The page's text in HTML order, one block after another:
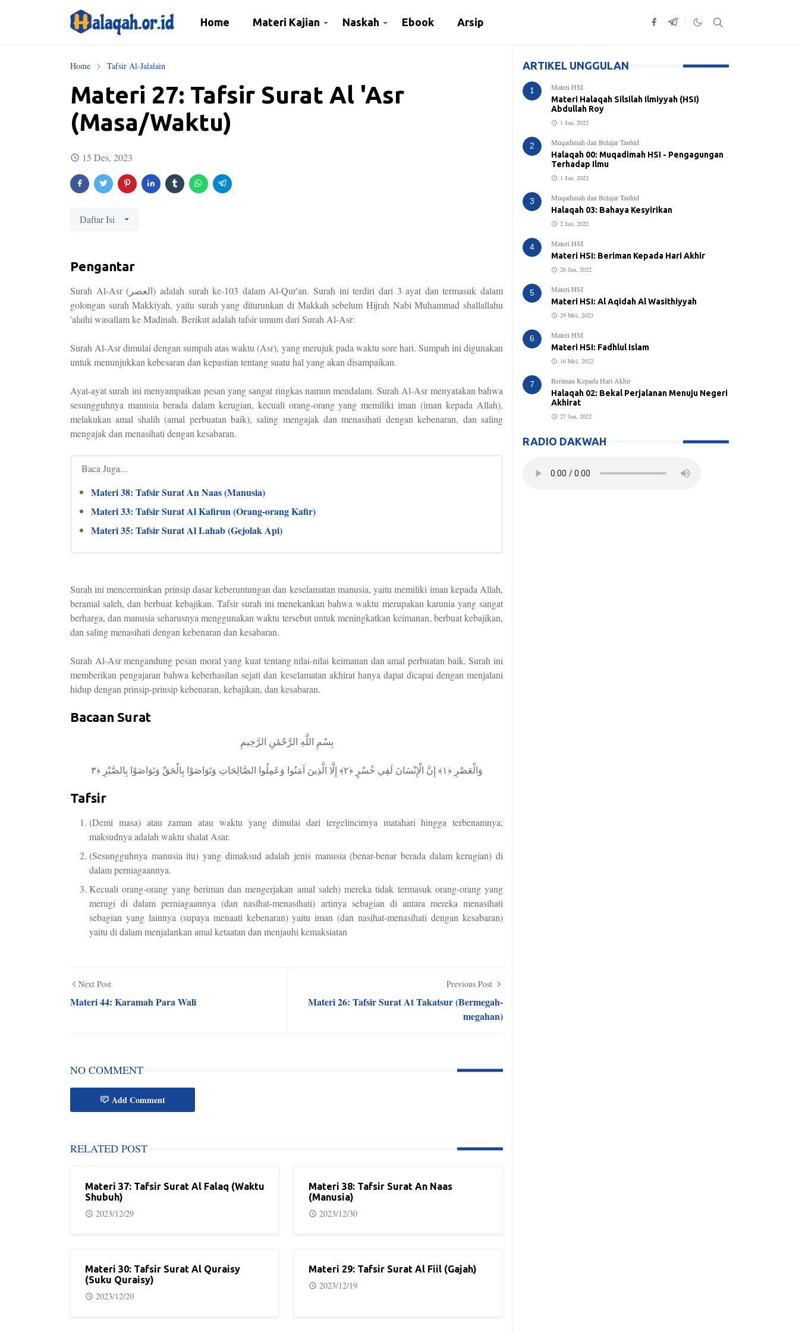
Home Materi Kajian Naskah Ebook Arsip
Home Tafsir Al-Jalalain
Materi 27: Tafsir Surat Al 'Asr
(Masa/Waktu)
15 Des, 2023
Daftar Isi
Pengantar
Surah Al-Asr (العصر) adalah surah ke-103 dalam Al-Qur'an. Surah ini terdiri dari 3 ayat dan termasuk dalam
golongan surah Makkiyah, yaitu surah yang diturunkan di Makkah sebelum Hijrah Nabi Muhammad shallallahu
'alaihi wasallam ke Madinah. Berikut adalah tafsir umum dari Surah Al-Asr:
Surah Al-Asr dimulai dengan sumpah atas waktu (Asr), yang merujuk pada waktu sore hari. Sumpah ini digunakan
untuk menunjukkan kebesaran dan kepastian tentang suatu hal yang akan disampaikan.
Ayat-ayat surah ini menyampaikan pesan yang sangat ringkas namun mendalam. Surah Al-Asr menyatakan bahwa
sesungguhnya manusia berada dalam kerugian, kecuali orang-orang yang memiliki iman (iman kepada Allah),
melakukan amal shalih (amal perbuatan baik), saling mengajak dan menasihati dengan kebenaran, dan saling
mengajak dan menasihati dengan kesabaran.
Baca Juga...
Materi 38: Tafsir Surat An Naas (Manusia)
Materi 33: Tafsir Surat Al Kafirun (Orang-orang Kafir)
Materi 35: Tafsir Surat Al Lahab (Gejolak Api)
Surah ini mencerminkan prinsip dasar keberuntungan dan keselamatan manusia, yaitu memiliki iman kepada Allah,
beramal saleh, dan berbuat kebajikan. Tafsir surah ini menekankan bahwa waktu merupakan karunia yang sangat
berharga, dan manusia seharusnya menggunakan waktu tersebut untuk meningkatkan keimanan, berbuat kebajikan,
dan saling menasihati dengan kebenaran dan kesabaran.
Surah Al-Asr mengandung pesan moral yang kuat tentang nilai-nilai keimanan dan amal perbuatan baik. Surah ini
memberikan pengajaran bahwa keberhasilan sejati dan keselamatan akhirat hanya dapat dicapai dengan menjalani
hidup dengan prinsip-prinsip kebenaran, kebajikan, dan kesabaran.
Bacaan Surat
بِسْمِ اللَّهِ الرَّحْمَٰنِ الرَّحِيمِ
وَالْعَصْرِ ﴿١﴾ إِنَّ الْإِنْسَانَ لَفِي خُسْرٍ ﴿٢﴾ إِلَّا الَّذِينَ آمَنُوا وَعَمِلُوا الصَّالِحَاتِ وَتَوَاصَوْا بِالْحَقِّ وَتَوَاصَوْا بِالصَّبْرِ ﴿٣
Tafsir
(Demi masa) atau zaman atau waktu yang dimulai dari tergelincirnya matahari hingga terbenamnya;
maksudnya adalah waktu shalat Asar.
(Sesungguhnya manusia itu) yang dimaksud adalah jenis manusia (benar-benar berada dalam kerugian) di
dalam perniagaannya.
Kecuali orang-orang yang beriman dan mengerjakan amal saleh) mereka tidak termasuk orang-orang yang
merugi di dalam perniagaannya (dan nasihat-menasihati) artinya sebagian di antara mereka menasihati
sebagian yang lainnya (supaya menaati kebenaran) yaitu iman (dan nasihat-menasihati dengan kesabaran)
yaitu di dalam menjalankan amal ketaatan dan menjauhi kemaksiatan
Next Post
Materi 44: Karamah Para Wali
Previous Post
Materi 26: Tafsir Surat At Takatsur (Bermegah-
megahan)
NO COMMENT
Add Comment
RELATED POST
Materi 37: Tafsir Surat Al Falaq (Waktu
Shubuh)
2023/12/29
Materi 38: Tafsir Surat An Naas
(Manusia)
2023/12/30
Materi 30: Tafsir Surat Al Quraisy
(Suku Quraisy)
2023/12/20
Materi 29: Tafsir Surat Al Fiil (Gajah)
2023/12/19
ARTIKEL UNGGULAN
1
Materi HSI
Materi Halaqah Silsilah Ilmiyyah (HSI)
Abdullah Roy
1 Jan, 2022
2
Muqadimah dan Belajar Tauhid
Halaqah 00: Muqadimah HSI - Pengagungan
Terhadap Ilmu
1 Jan, 2022
3
Muqadimah dan Belajar Tauhid
Halaqah 03: Bahaya Kesyirikan
2 Jan, 2022
4
Materi HSI
Materi HSI: Beriman Kepada Hari Akhir
26 Jan, 2022
5
Materi HSI
Materi HSI: Al Aqidah Al Wasithiyyah
29 Mei, 2023
6
Materi HSI
Materi HSI: Fadhlul Islam
16 Mei, 2022
7
Beriman Kepada Hari Akhir
Halaqah 02: Bekal Perjalanan Menuju Negeri
Akhirat
27 Jan, 2022
RADIO DAKWAH